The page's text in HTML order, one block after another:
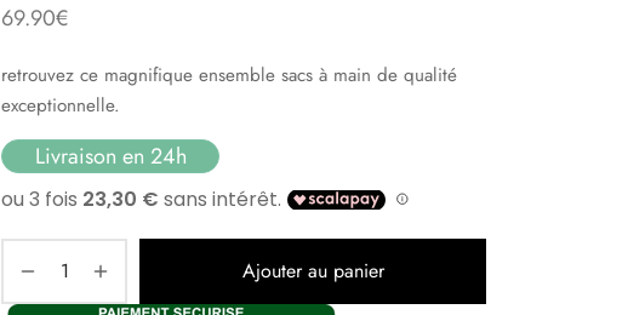
69.90€
retrouvez ce magnifique ensemble sacs à main de qualité
exceptionnelle.
Livraison en 24h
Ajouter au panier